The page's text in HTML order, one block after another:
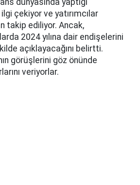
dünyasında yaptığı
çekiyor ve yatırımcılar
takip ediliyor. Ancak,
2024 yılına dair endişelerini
açıklayacağını belirtti.
görüşlerini göz önünde
veriyorlar.